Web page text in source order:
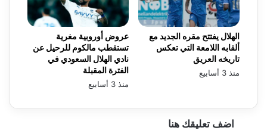
عروض أوروبية مغرية
تستقطب مالكوم للرحيل عن
نادي الهلال السعودي في
الفترة المقبلة
منذ 3 أسابيع
الهلال يفتتح مقره الجديد مع
ألقابه اللامعة التي تعكس
تاريخه العريق
منذ 3 أسابيع
اضف تعليقك هنا